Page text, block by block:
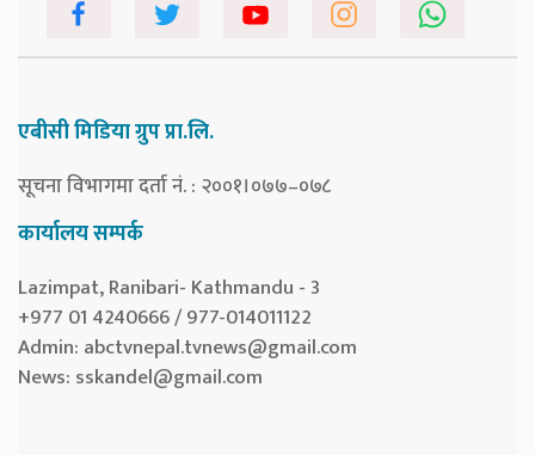
एबीसी मिडिया ग्रुप प्रा.लि.
सूचना विभागमा दर्ता नं. : २००१।०७७–०७८
कार्यालय सम्पर्क
Lazimpat, Ranibari- Kathmandu - 3
+977 01 4240666 / 977-014011122
Admin: abctvnepal.tvnews@gmail.com
News: sskandel@gmail.com